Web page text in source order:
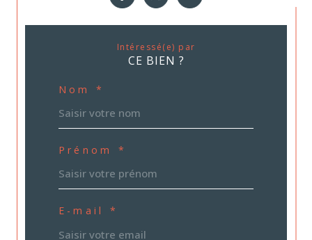
Intéressé(e) par
CE BIEN ?
Nom *
Prénom *
E-mail *